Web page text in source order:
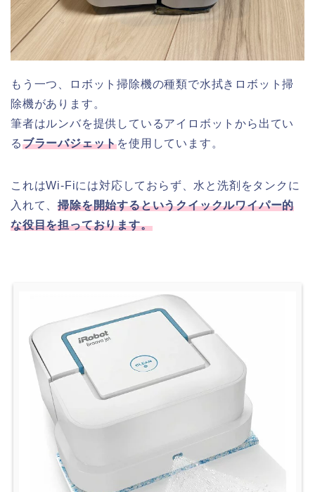
もう一つ、ロボット掃除機の種類で水拭きロボット掃
除機があります。
筆者はルンバを提供しているアイロボットから出てい
るブラーバジェットを使用しています。
これはWi-Fiには対応しておらず、水と洗剤をタンクに
入れて、掃除を開始するというクイックルワイパー的
な役目を担っております。